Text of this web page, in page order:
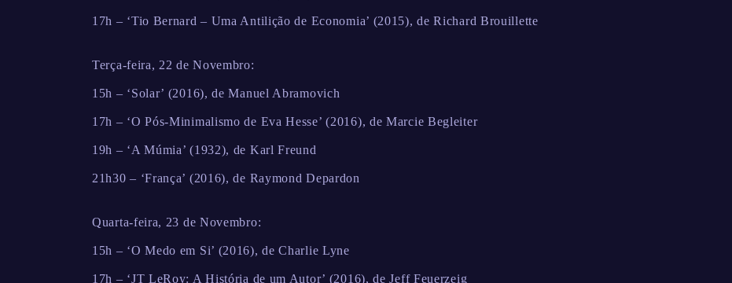
17h – ‘Tio Bernard – Uma Antilição de Economia’ (2015), de Richard Brouillette
Terça-feira, 22 de Novembro:
15h – ‘Solar’ (2016), de Manuel Abramovich
17h – ‘O Pós-Minimalismo de Eva Hesse’ (2016), de Marcie Begleiter
19h – ‘A Múmia’ (1932), de Karl Freund
21h30 – ‘França’ (2016), de Raymond Depardon
Quarta-feira, 23 de Novembro:
15h – ‘O Medo em Si’ (2016), de Charlie Lyne
17h – ‘JT LeRoy: A História de um Autor’ (2016), de Jeff Feuerzeig